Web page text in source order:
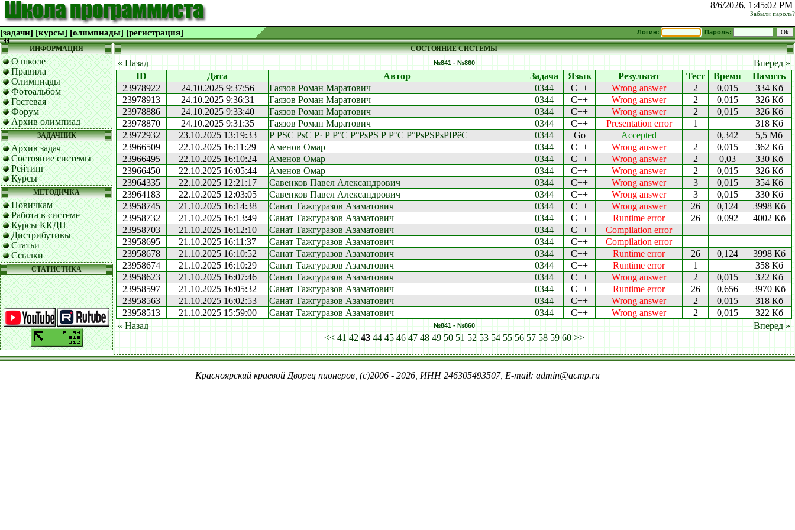
8/6/2026, 1:45:02 PM
Забыли пароль?
[задачи] [курсы] [олимпиады] [регистрация] Логин: Пароль:
ИНФОРМАЦИЯ
О школе
Правила
Олимпиады
Фотоальбом
Гостевая
Форум
Архив олимпиад
ЗАДАЧНИК
Архив задач
Состояние системы
Рейтинг
Курсы
МЕТОДИЧКА
Новичкам
Работа в системе
Курсы ККДП
Дистрибутивы
Статьи
Ссылки
СТАТИСТИКА
СОСТОЯНИЕ СИСТЕМЫ
« Назад №841 - №860
Вперед »
ID
Дата Автор Задача Язык Результат Тест Время
Память
23978922
24.10.2025 9:37:56 Гаязов Роман Маратович 0344 C++ Wrong answer 2 0,015
334 Кб
23978913
24.10.2025 9:36:31 Гаязов Роман Маратович 0344 C++ Wrong answer 2 0,015
326 Кб
23978886
24.10.2025 9:33:40 Гаязов Роман Маратович 0344 C++ Wrong answer 2 0,015
326 Кб
23978870
24.10.2025 9:31:35 Гаязов Роман Маратович 0344 C++ Presentation error 1
318 Кб
23972932
23.10.2025 13:19:33 Р РЅС РѕС Р· Р Р°С Р°РѕРЅ Р Р°С Р°РѕРЅРѕРІРёС 0344 Go Accepted 0,342
5,5 Мб
23966509
22.10.2025 16:11:29 Аменов Омар 0344 C++ Wrong answer 2 0,015
362 Кб
23966495
22.10.2025 16:10:24 Аменов Омар 0344 C++ Wrong answer 2 0,03
330 Кб
23966450
22.10.2025 16:05:44 Аменов Омар 0344 C++ Wrong answer 2 0,015
326 Кб
23964335
22.10.2025 12:21:17 Савенков Павел Александрович 0344 C++ Wrong answer 3 0,015
354 Кб
23964183
22.10.2025 12:03:05 Савенков Павел Александрович 0344 C++ Wrong answer 3 0,015
330 Кб
23958745
21.10.2025 16:14:38 Санат Тажгуразов Азаматович 0344 C++ Wrong answer 26 0,124
3998 Кб
23958732
21.10.2025 16:13:49 Санат Тажгуразов Азаматович 0344 C++ Runtime error 26 0,092
4002 Кб
23958703
21.10.2025 16:12:10 Санат Тажгуразов Азаматович 0344 C++
Compilation error
23958695
21.10.2025 16:11:37 Санат Тажгуразов Азаматович 0344 C++
Compilation error
23958678
21.10.2025 16:10:52 Санат Тажгуразов Азаматович 0344 C++ Runtime error 26 0,124
3998 Кб
23958674
21.10.2025 16:10:29 Санат Тажгуразов Азаматович 0344 C++ Runtime error 1
358 Кб
23958623
21.10.2025 16:07:46 Санат Тажгуразов Азаматович 0344 C++ Wrong answer 2 0,015
322 Кб
23958597
21.10.2025 16:05:32 Санат Тажгуразов Азаматович 0344 C++ Runtime error 26 0,656
3970 Кб
23958563
21.10.2025 16:02:53 Санат Тажгуразов Азаматович 0344 C++ Wrong answer 2 0,015
318 Кб
23958513
21.10.2025 15:59:00 Санат Тажгуразов Азаматович 0344 C++ Wrong answer 2 0,015
322 Кб
« Назад
№841 - №860
Вперед »
<< 41 42 43 44 45 46 47 48 49 50 51 52 53 54 55 56 57 58 59 60 >>
Красноярский краевой Дворец пионеров, (c)2006 - 2026, ИНН 246305493507, E-mail: admin@acmp.ru